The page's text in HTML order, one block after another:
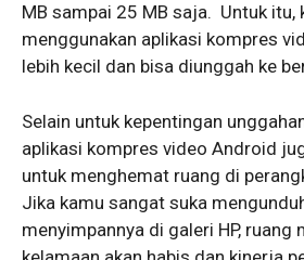
MB sampai 25 MB saja. Untuk itu,
menggunakan aplikasi kompres
lebih kecil dan bisa diunggah ke
Selain untuk kepentingan
aplikasi kompres video Android
untuk menghemat ruang di
Jika kamu sangat suka
menyimpannya di galeri HP, ruang